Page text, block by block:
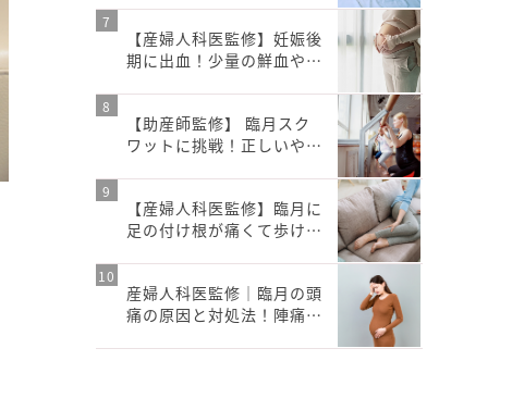
【産婦人科医監修】妊娠後
期に出血！少量の鮮血や…
【助産師監修】 臨月スク
ワットに挑戦！正しいや…
【産婦人科医監修】臨月に
足の付け根が痛くて歩け…
産婦人科医監修｜臨月の頭
痛の原因と対処法！陣痛…